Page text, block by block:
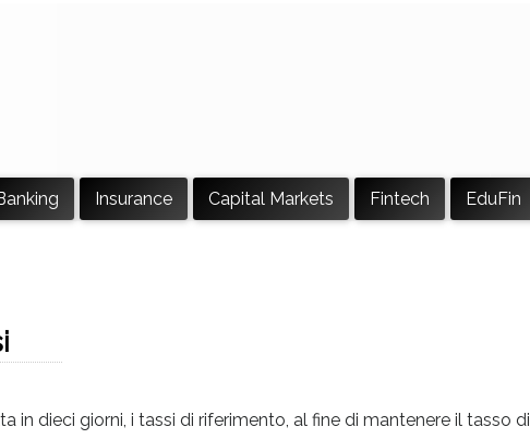
Insurance Capital Markets Fintech EduFin
in dieci giorni, i tassi di riferimento, al fine di mantenere il tasso di